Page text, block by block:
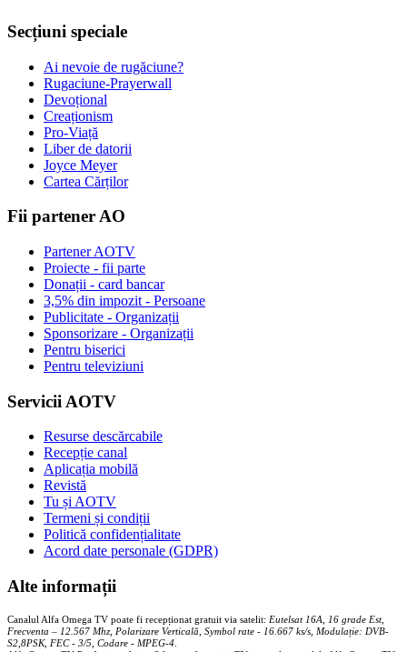
Secțiuni speciale
Ai nevoie de rugăciune?
Rugaciune-Prayerwall
Devoțional
Creaționism
Pro-Viață
Liber de datorii
Joyce Meyer
Cartea Cărților
Fii partener AO
Partener AOTV
Proiecte - fii parte
Donații - card bancar
3,5% din impozit - Persoane
Publicitate - Organizații
Sponsorizare - Organizații
Pentru biserici
Pentru televiziuni
Servicii AOTV
Resurse descărcabile
Recepție canal
Aplicația mobilă
Revistă
Tu și AOTV
Termeni și condiții
Politică confidențialitate
Acord date personale (GDPR)
Alte informații
Canalul Alfa Omega TV poate fi recepționat gratuit via satelit: Eutelsat 16A, 16 grade Est,
Frecventa – 12.567 Mhz, Polarizare Verticală, Symbol rate - 16.667 ks/s, Modulație: DVB-
S2,8PSK, FEC - 3/5, Codare - MPEG-4